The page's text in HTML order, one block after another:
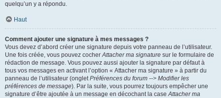
quelqu’un y a répondu.
Haut
Comment ajouter une signature à mes messages ?
Vous devez d’abord créer une signature depuis votre panneau de l’utilisateur.
Une fois créée, vous pouvez cocherAttacher ma signature sur le formulaire de
rédaction de message. Vous pouvez aussi ajouter la signature par défaut à
tous vos messages en activant l’option « Attacher ma signature » à partir du
panneau de l’utilisateur (ongletPréférences du forum --> Modifier les
préférences de message). Par la suite, vous pourrez toujours empêcher une
signature d’être ajoutée à un message en décochant la caseAttacher ma